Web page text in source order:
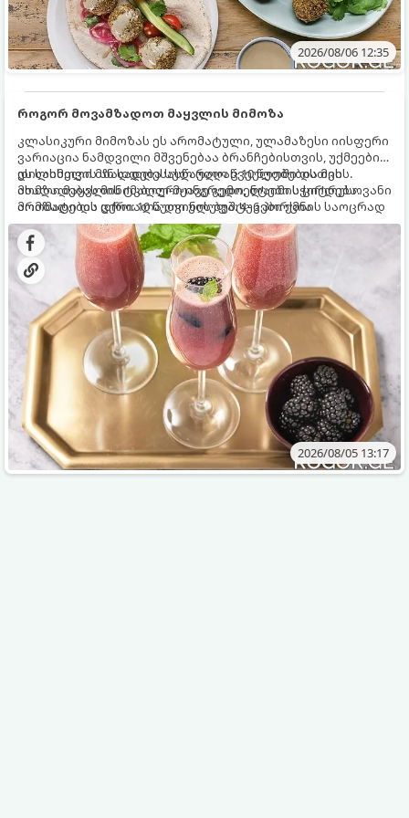
2026/08/06 12:35
როგორ მოვამზადოთ მაყვლის მიმოზა
კლასიკური მიმოზას ეს არომატული, ულამაზესი იისფერი
ვარიაცია ნამდვილი მშვენებაა ბრანჩებისთვის, უქმეების
დილისთვის ან სადღესასწაულო წვეულებებისთვის.
ახალი მაყვლის ტკბილ-მჟავე გემო, ლაიმის ციტრუსოვანი
არომატი და ცქრიალა ღვინის ბუშტუკები ქმნის საოცრად
დახვეწილ და მაგრილებელ კოქტეილს.
ეს სასმელი მზადდება სულ რაღაც 10 წუთში და მის
მომზადებას მინიმალური ინგრედიენტები სჭირდება.
მომზადების დრო: 10 წუთი ულუფა: 4–6 პორცია
2026/08/05 13:17